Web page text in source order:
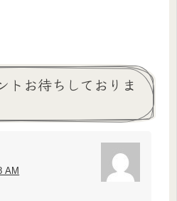
トお待ちしておりま
AM